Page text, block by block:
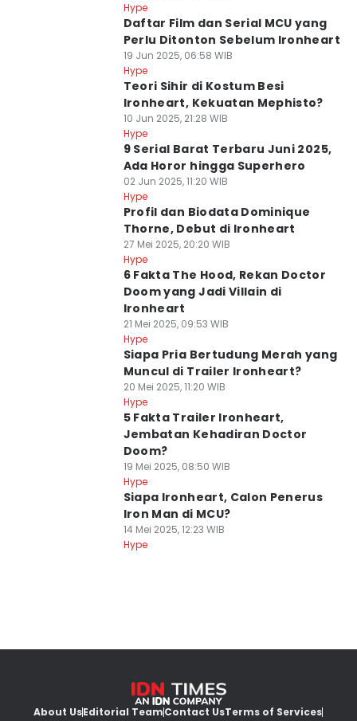
Hype
Daftar Film dan Serial MCU yang
Perlu Ditonton Sebelum Ironheart
19 Jun 2025, 06:58 WIB
Hype
Teori Sihir di Kostum Besi
Ironheart, Kekuatan Mephisto?
10 Jun 2025, 21:28 WIB
Hype
9 Serial Barat Terbaru Juni 2025,
Ada Horor hingga Superhero
02 Jun 2025, 11:20 WIB
Hype
Profil dan Biodata Dominique
Thorne, Debut di Ironheart
27 Mei 2025, 20:20 WIB
Hype
6 Fakta The Hood, Rekan Doctor
Doom yang Jadi Villain di
Ironheart
21 Mei 2025, 09:53 WIB
Hype
Siapa Pria Bertudung Merah yang
Muncul di Trailer Ironheart?
20 Mei 2025, 11:20 WIB
Hype
5 Fakta Trailer Ironheart,
Jembatan Kehadiran Doctor
Doom?
19 Mei 2025, 08:50 WIB
Hype
Siapa Ironheart, Calon Penerus
Iron Man di MCU?
14 Mei 2025, 12:23 WIB
Hype
About UsEditorial TeamContact UsTerms of Services